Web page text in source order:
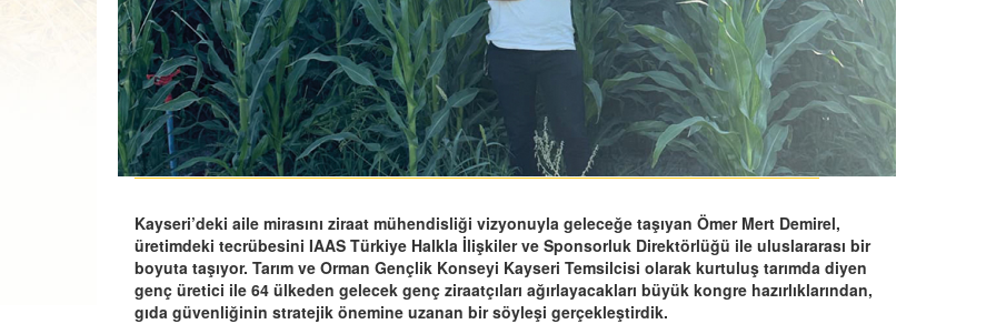
Kayseri’deki aile mirasını ziraat mühendisliği vizyonuyla geleceğe taşıyan Ömer Mert Demirel,
üretimdeki tecrübesini IAAS Türkiye Halkla İlişkiler ve Sponsorluk Direktörlüğü ile uluslararası bir
boyuta taşıyor. Tarım ve Orman Gençlik Konseyi Kayseri Temsilcisi olarak kurtuluş tarımda diyen
genç üretici ile 64 ülkeden gelecek genç ziraatçıları ağırlayacakları büyük kongre hazırlıklarından,
gıda güvenliğinin stratejik önemine uzanan bir söyleşi gerçekleştirdik.